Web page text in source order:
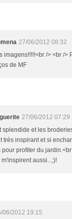
27/06/2012 08:32
imagens!!!!!<br /> <br />
de MF
27/06/2012 07:29
splendide et les
très inspirant et si
pour profiter du
aussi...;)!
06/2012 19:15